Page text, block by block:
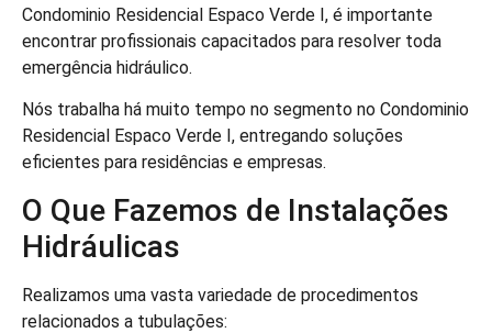
Condominio Residencial Espaco Verde I, é importante
encontrar profissionais capacitados para resolver toda
emergência hidráulico.
Nós trabalha há muito tempo no segmento no Condominio
Residencial Espaco Verde I, entregando soluções
eficientes para residências e empresas.
O Que Fazemos de Instalações
Hidráulicas
Realizamos uma vasta variedade de procedimentos
relacionados a tubulações: